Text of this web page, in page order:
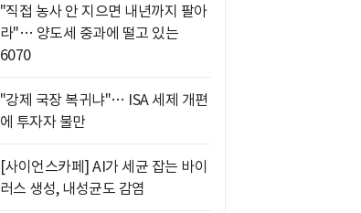
"직접 농사 안 지으면 내년까지 팔아
라"… 양도세 중과에 떨고 있는
6070
"강제 국장 복귀냐"… ISA 세제 개편
에 투자자 불만
[사이언스카페] AI가 세균 잡는 바이
러스 생성, 내성균도 감염